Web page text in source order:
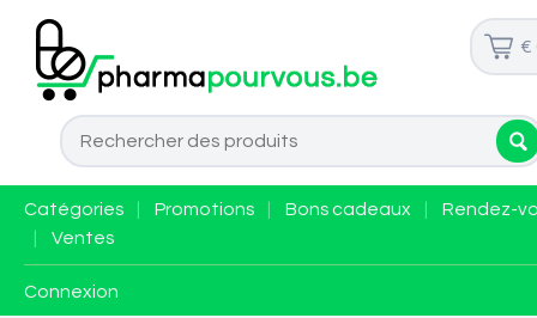
€
Catégories Promotions Bons cadeaux
Rendez-
Ventes
Connexion